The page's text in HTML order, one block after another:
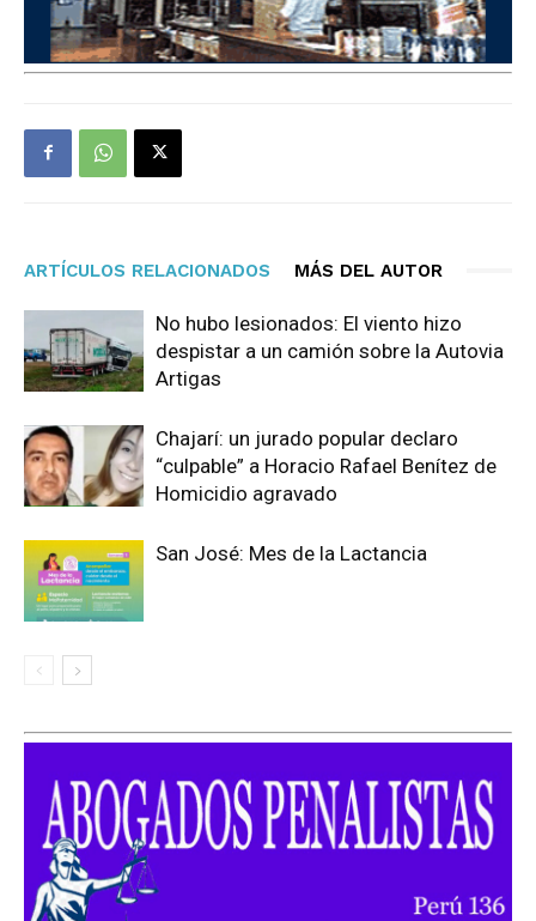
ARTÍCULOS RELACIONADOS MÁS DEL AUTOR
No hubo lesionados: El viento hizo
despistar a un camión sobre la Autovia
Artigas
Chajarí: un jurado popular declaro
“culpable” a Horacio Rafael Benítez de
Homicidio agravado
San José: Mes de la Lactancia